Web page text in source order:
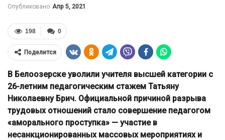
Опубликовано Апр 5, 2021
0
198
Поделится
В Белоозерске уволили учителя высшей категории с
26-летним педагогическим стажем Татьяну
Николаевну Брич. Официальной причиной разрыва
трудовых отношений стало совершение педагогом
«аморального проступка» — участие в
несанкционированных массовых мероприятиях и